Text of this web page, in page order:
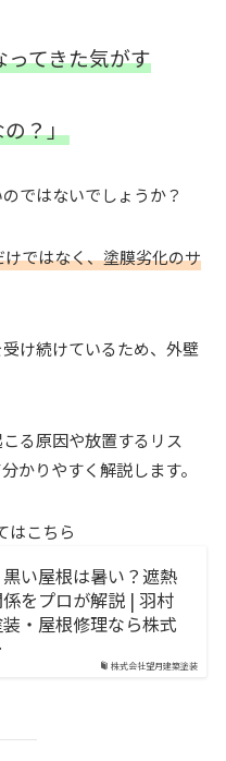
てきた気がす
？」
ではないでしょうか？
ではなく、塗膜劣化のサ
け続けているため、外壁
る原因や放置するリス
かりやすく解説します。
はこちら
株式会社望月建築塗装
黒い屋根は暑い？遮熱
をプロが解説 | 羽村
・屋根修理なら株式